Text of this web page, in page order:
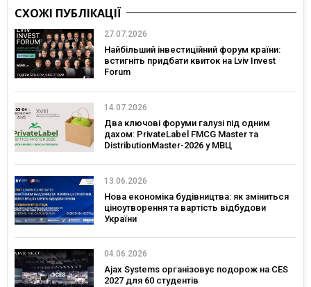
СХОЖІ ПУБЛІКАЦІЇ
27.07.2026
Найбільший інвестиційний форум країни:
встигніть придбати квиток на Lviv Invest
Forum
14.07.2026
Два ключові форуми галузі під одним
дахом: PrivateLabel FMCG Master та
DistributionMaster-2026 у МВЦ
13.06.2026
Нова економіка будівництва: як зміниться
ціноутворення та вартість відбудови
України
04.06.2026
Ajax Systems організовує подорож на CES
2027 для 60 студентів